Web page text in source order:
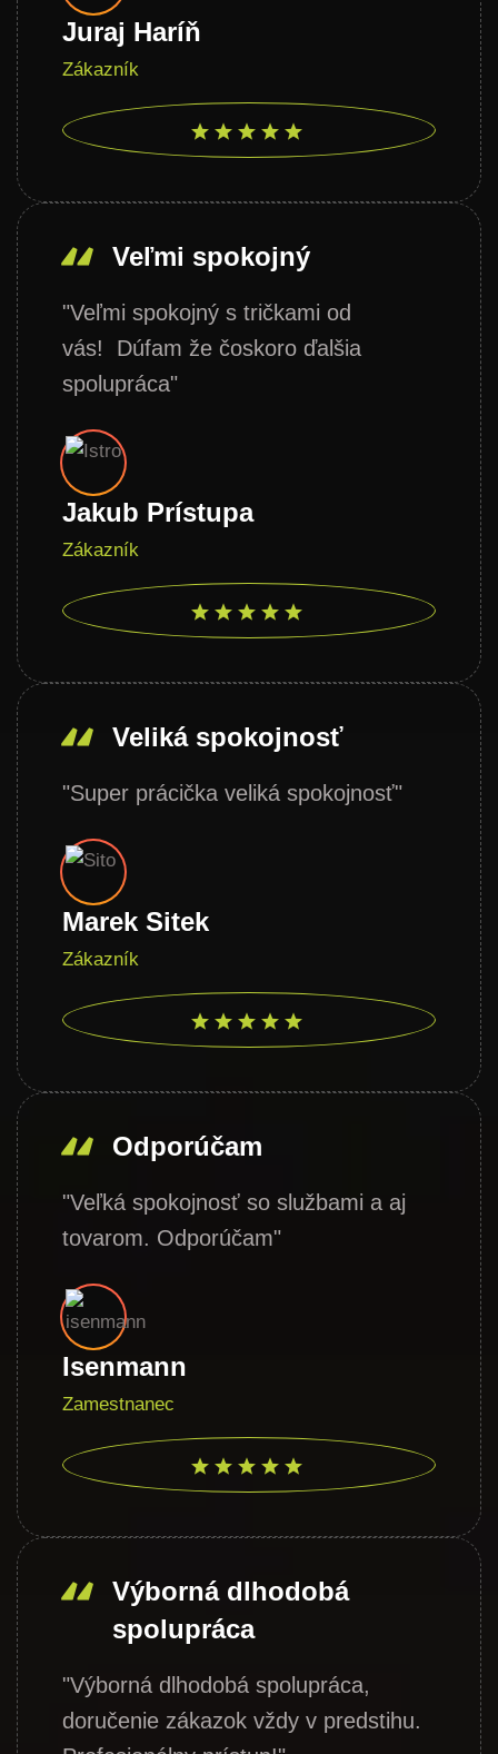
Juraj Haríň
Zákazník
Veľmi spokojný
"Veľmi spokojný s tričkami od
vás! Dúfam že čoskoro ďalšia
spolupráca"
Jakub Prístupa
Zákazník
Veliká spokojnosť
"Super prácička veliká spokojnosť"
Marek Sitek
Zákazník
Odporúčam
"Veľká spokojnosť so službami a aj
tovarom. Odporúčam"
Isenmann
Zamestnanec
Výborná dlhodobá
spolupráca
"Výborná dlhodobá spolupráca,
doručenie zákazok vždy v predstihu.